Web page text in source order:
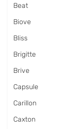
Beat
Biove
Bliss
Brigitte
Brive
Capsule
Carillon
Caxton